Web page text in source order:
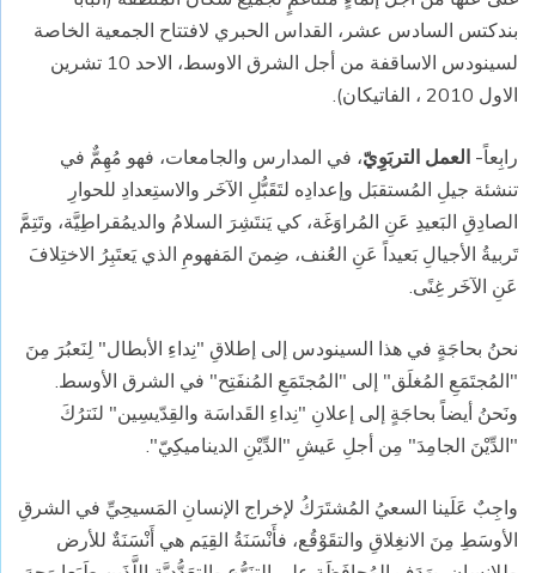
بندكتس السادس عشر، القداس الحبري لافتتاح الجمعية الخاصة
لسينودس الاساقفة من أجل الشرق الاوسط، الاحد 10 تشرين
الاول 2010 ، الفاتيكان).
رابِعاً- العمل التربَوِيّ، في المدارس والجامعات، فهو مُهِمٌّ في
تنشئة جيلِ المُستقبَل وإعدادِه لتَقَبُّلِ الآخَر والاستِعدادِ للحوارِ
الصادِقِ البَعيدِ عَنِ المُراوَغَة، كي يَنتَشِرَ السلامُ والديمُقراطِيَّة، وتَتِمَّ
تَربيةُ الأجيالِ بَعيداً عَنِ العُنف، ضِمنَ المَفهومِ الذي يَعتَبِرُ الاختِلافَ
عَنِ الآخَر غِنًى.
نحنُ بحاجَةٍ في هذا السينودس إلى إطلاقِ "نِداءِ الأبطال" لِنَعبُرَ مِنَ
"المُجتَمَعِ المُغلَق" إلى "المُجتَمَعِ المُنفَتِح" في الشرق الأوسط.
ونَحنُ أيضاً بحاجَةٍ إلى إعلانِ "نِداءِ القَداسَة والقِدّيسِين" لنَترُكَ
"الدِّيْنَ الجامِدَ" مِن أجلِ عَيشِ "الدِّيْنِ الديناميكِيّ".
واجِبٌ عَلَينا السعيُ المُشتَرَكُ لإخراج الإنسانِ المَسيحِيِّ في الشرقِ
الأوسَطِ مِنَ الانغِلاقِ والتقَوْقُع، فأَنْسَنَةُ القِيَم هي أَنْسَنَةٌ للأرض